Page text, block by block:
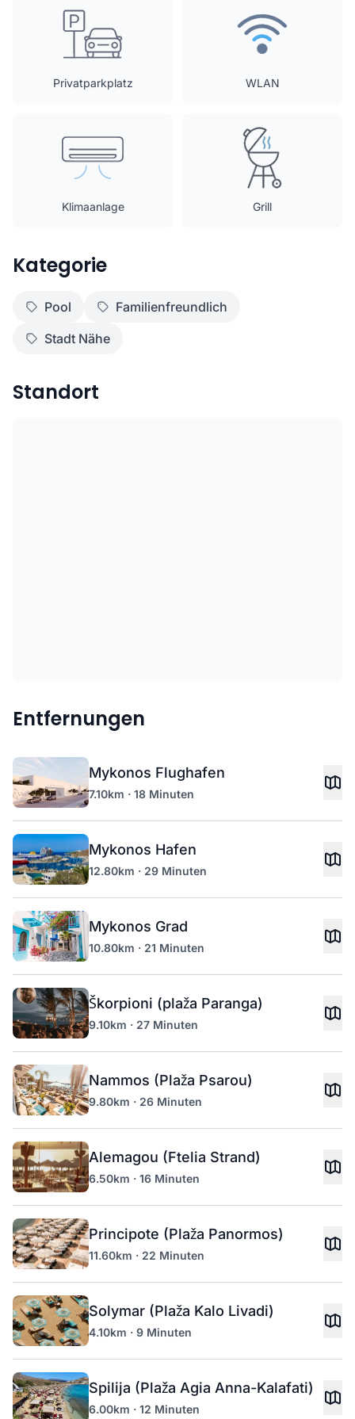
Privatparkplatz WLAN
Klimaanlage Grill
Kategorie
Pool
Familienfreundlich
Stadt Nähe
Standort
Entfernungen
Mykonos Flughafen
7.10km · 18 Minuten
Mykonos Hafen
12.80km · 29 Minuten
Mykonos Grad
10.80km · 21 Minuten
Škorpioni (plaža Paranga)
9.10km · 27 Minuten
Nammos (Plaža Psarou)
9.80km · 26 Minuten
Alemagou (Ftelia Strand)
6.50km · 16 Minuten
Principote (Plaža Panormos)
11.60km · 22 Minuten
Solymar (Plaža Kalo Livadi)
4.10km · 9 Minuten
Spilija (Plaža Agia Anna-Kalafati)
6.00km · 12 Minuten